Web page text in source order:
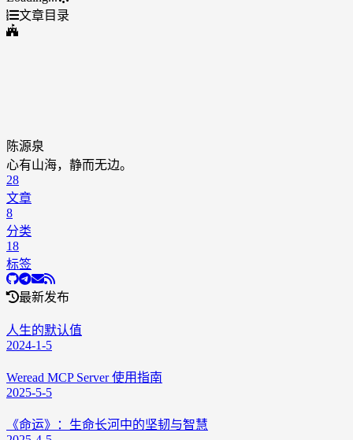
文章目录
陈源泉
心有山海，静而无边。
28
文章
8
分类
18
标签
最新发布
人生的默认值
2024-1-5
Weread MCP Server 使用指南
2025-5-5
《命运》：生命长河中的坚韧与智慧